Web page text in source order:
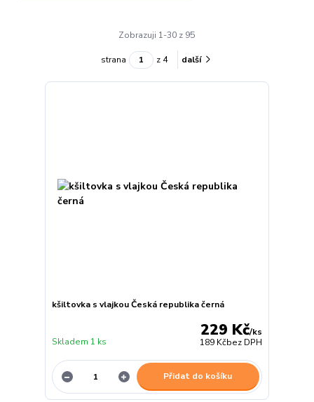
Zobrazuji 1-30 z 95
strana z 4 další
kšiltovka s vlajkou Česká republika černá
229 Kč/ks
189 Kčbez DPH
Skladem 1 ks
Přidat do košíku